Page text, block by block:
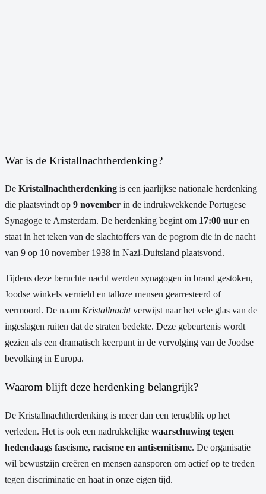
Wat is de Kristallnachtherdenking?
De Kristallnachtherdenking is een jaarlijkse nationale herdenking
die plaatsvindt op 9 november in de indrukwekkende Portugese
Synagoge te Amsterdam. De herdenking begint om 17:00 uur en
staat in het teken van de slachtoffers van de pogrom die in de nacht
van 9 op 10 november 1938 in Nazi-Duitsland plaatsvond.
Tijdens deze beruchte nacht werden synagogen in brand gestoken,
Joodse winkels vernield en talloze mensen gearresteerd of
vermoord. De naam Kristallnachtverwijst naar het vele glas van de
ingeslagen ruiten dat de straten bedekte. Deze gebeurtenis wordt
gezien als een dramatisch keerpunt in de vervolging van de Joodse
bevolking in Europa.
Waarom blijft deze herdenking belangrijk?
De Kristallnachtherdenking is meer dan een terugblik op het
verleden. Het is ook een nadrukkelijke waarschuwing tegen
hedendaags fascisme, racisme en antisemitisme. De organisatie
wil bewustzijn creëren en mensen aansporen om actief op te treden
tegen discriminatie en haat in onze eigen tijd.